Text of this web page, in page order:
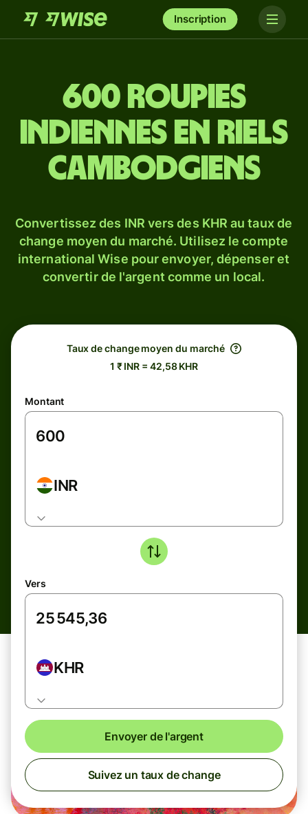
Inscription
600 roupies
indiennes en riels
cambodgiens
Convertissez des INR vers des KHR au taux de
change moyen du marché. Utilisez le compte
international Wise pour envoyer, dépenser et
convertir de l'argent comme un local.
Taux de change moyen du marché
1 ₹ INR = 42,58 KHR
Montant
INR
Vers
KHR
Envoyer de l'argent
Suivez un taux de change